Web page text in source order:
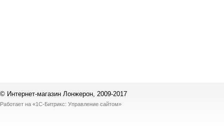
© Интернет-магазин Лонжерон, 2009-2017
Работает на «1С-Битрикс: Управление сайтом»